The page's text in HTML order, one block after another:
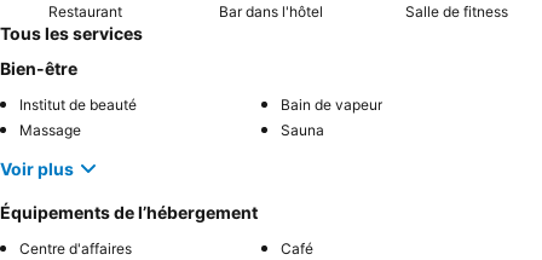
Restaurant Bar dans l'hôtel Salle de fitness
Tous les services
Bien-être
Institut de beauté
Bain de vapeur
Massage
Sauna
Voir plus
Équipements de l’hébergement
Centre d'affaires
Café